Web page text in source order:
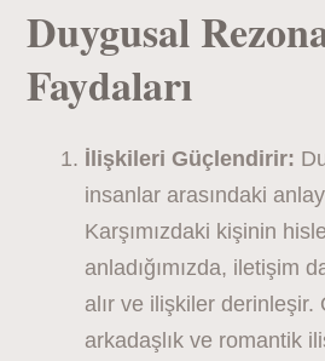
Duygusal
Faydaları
İlişkileri Güçlendirir:
insanlar arasındaki
Karşımızdaki kişinin
anladığımızda, iletişim
alır ve ilişkiler derinleşir.
arkadaşlık ve romantik